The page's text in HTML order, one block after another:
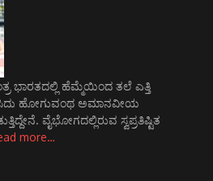
ಭಾರತದಲ್ಲಿ ಹೆಮ್ಮೆಯಿಂದ ತಲೆ ಎತ್ತಿ
ಹೋಗುವಂಥ ಅಮಾನವೀಯ
ವೈಭೋಗದಲ್ಲಿರುವ ಸ್ವಪ್ರತಿಷ್ಟಿತ
more…